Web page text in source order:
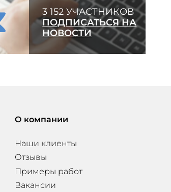
3 152 УЧАСТНИКОВ
ПОДПИСАТЬСЯ НА
НОВОСТИ
О компании
Наши клиенты
Отзывы
Примеры работ
Вакансии